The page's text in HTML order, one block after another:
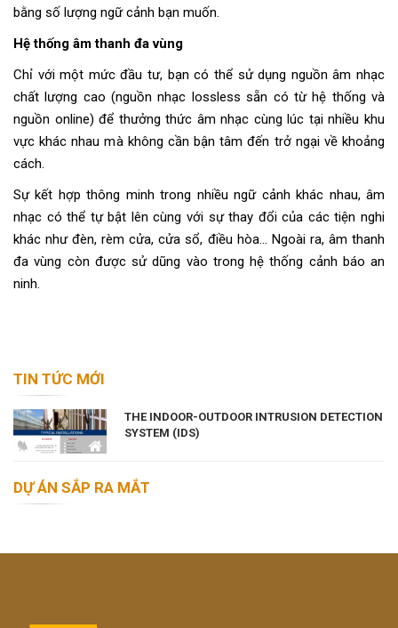
bằng số lượng ngữ cảnh bạn muốn.
Hệ thống âm thanh đa vùng
Chỉ với một mức đầu tư, bạn có thể sử dụng nguồn âm nhạc
chất lượng cao (nguồn nhạc lossless sẵn có từ hệ thống và
nguồn online) để thưởng thức âm nhạc cùng lúc tại nhiều khu
vực khác nhau mà không cần bận tâm đến trở ngại về khoảng
cách.
Sự kết hợp thông minh trong nhiều ngữ cảnh khác nhau, âm
nhạc có thể tự bật lên cùng với sự thay đổi của các tiện nghi
khác như đèn, rèm cửa, cửa sổ, điều hòa… Ngoài ra, âm thanh
đa vùng còn được sử dũng vào trong hệ thống cảnh báo an
ninh.
TIN TỨC MỚI
THE INDOOR-OUTDOOR INTRUSION DETECTION
SYSTEM (IDS)
DỰ ÁN SẮP RA MẮT